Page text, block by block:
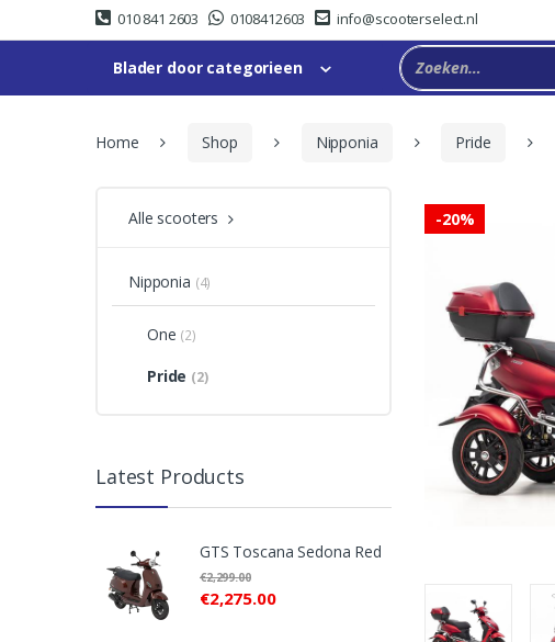
to
to
010 841 2603 0108412603 info@scooterselect.nl
Blader door categorieen
Home Shop Nipponia Pride
-20%
Alle scooters
Nipponia (4)
One (2)
Pride (2)
Latest Products
GTS Toscana Sedona Red
€2,275.00
€2,299.00